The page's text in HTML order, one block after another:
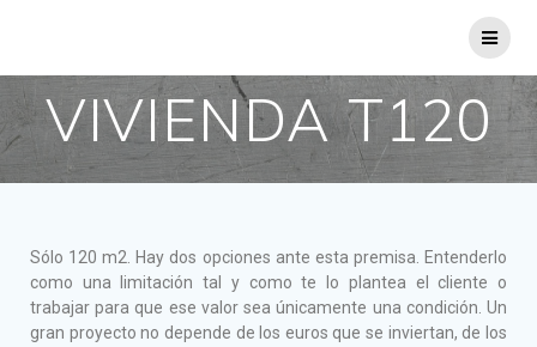
VIVIENDA T120
Sólo 120 m2. Hay dos opciones ante esta premisa. Entenderlo
como una limitación tal y como te lo plantea el cliente o
trabajar para que ese valor sea únicamente una condición. Un
gran proyecto no depende de los euros que se inviertan, de los